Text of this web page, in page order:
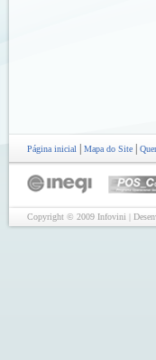
Página inicial Mapa do Site
Copyright © 2009 Infovini |